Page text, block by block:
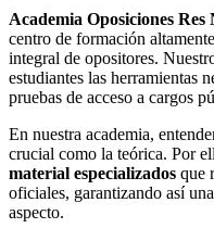
Academia Oposiciones Res
centro de formación
integral de opositores.
estudiantes las herramientas
pruebas de acceso a cargos
En nuestra academia,
crucial como la teórica. Por
material especializados que
oficiales, garantizando así
aspecto.